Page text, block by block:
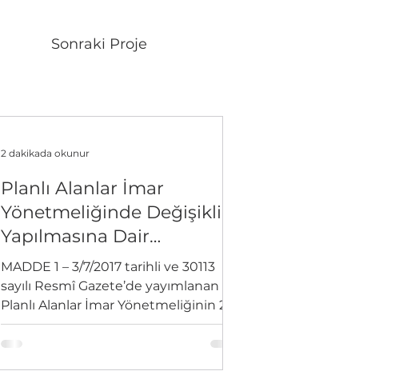
Sonraki Proje
Planlı Alanlar İmar
Yönetmeliğinde Değişiklik
Yapılmasına Dair
Yönetmelik
MADDE 1 – 3/7/2017 tarihli ve 30113
sayılı Resmî Gazete’de yayımlanan
Planlı Alanlar İmar Yönetmeliğinin 22
nci maddesinin birinci...
2 dakikada okunur